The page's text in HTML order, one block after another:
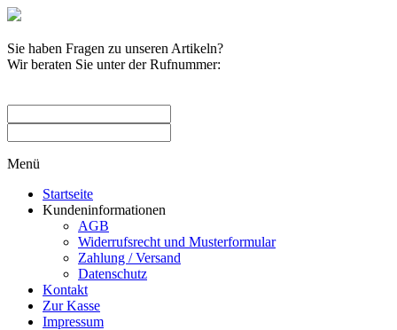
Sie haben Fragen zu unseren Artikeln?
Wir beraten Sie unter der Rufnummer:
Menü
Startseite
Kundeninformationen
AGB
Widerrufsrecht und Musterformular
Zahlung / Versand
Datenschutz
Kontakt
Zur Kasse
Impressum